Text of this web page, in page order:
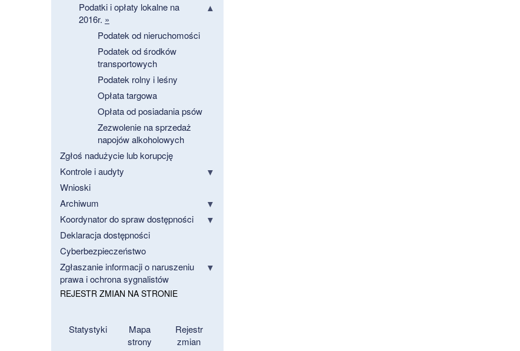
Podatki i opłaty lokalne na
2016r. »
Podatek od nieruchomości
Podatek od środków
transportowych
Podatek rolny i leśny
Opłata targowa
Opłata od posiadania psów
Zezwolenie na sprzedaż
napojów alkoholowych
Zgłoś nadużycie lub korupcję
Kontrole i audyty
Wnioski
Archiwum
Koordynator do spraw dostępności
Deklaracja dostępności
Cyberbezpieczeństwo
Zgłaszanie informacji o naruszeniu
prawa i ochrona sygnalistów
REJESTR ZMIAN NA STRONIE
Statystyki
Mapa
strony
Rejestr
zmian